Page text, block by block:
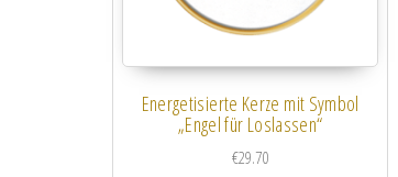
Energetisierte Kerze mit Symbol
„Engel für Loslassen“
€29.70